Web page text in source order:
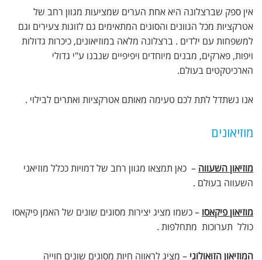
אין ספק שברצלונה היא אחת הערים שמציעות מגוון רחב של
אטרקציות מכל הגוונים והסוגים המתאימים גם לזוגות צעירים וגם
למשפחות עם ילדים . ברצלונה מלאה במוזיאונים, כיכרות גדולות
ויפות, פארקים, מבנים מיוחדים ויפיפיים שנבנו ע"י גדולי
הארכיטקטים בעולם.
אנו נשתדל לתת לכם טעימה מאותם אטרקציות ואתרים לבילוי .
מוזיאונים
מוזיאון השעווה – כאן תמצאו מגוון רחב של דמויות ככלל מוזיאני
השעווה בעולם .
מוזיאון פיקאסו – כשמו מציג יצירות מסוגים שונים של האמן פיקאסו
כולל תערוכות מתחלפות .
המוזיאון הזואולוגי – מציג לראווה חיות מסוגים שונים חוייה